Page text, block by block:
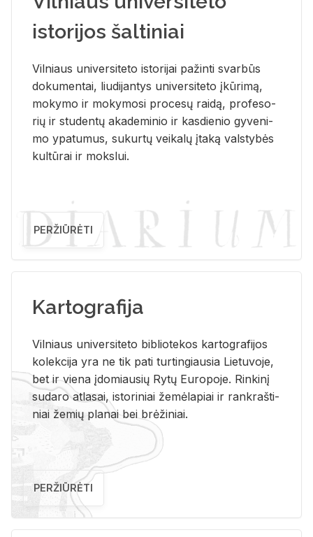
istorijos šaltiniai
Vil­niaus uni­ver­si­te­to is­to­ri­jai pa­žin­ti svar­būs
do­ku­men­tai, liu­di­jan­tys uni­ver­si­te­to įkū­ri­mą,
mo­ky­mo ir mo­ky­mo­si pro­ce­sų rai­dą, pro­fe­so­
rių ir stu­den­tų aka­de­mi­nio ir kas­die­nio gy­ve­ni­
mo ypa­tu­mus, su­kur­tų vei­ka­lų įta­ką vals­ty­bės
kul­tū­rai ir moks­lui.
PERŽIŪRĖTI
Kartografija
Vil­niaus uni­ver­si­te­to bi­b­lio­te­kos kar­to­gra­fi­jos
ko­lek­ci­ja yra ne tik pati tur­tin­giau­sia Lie­tu­vo­je,
bet ir vie­na įdo­miau­sių Rytų Eu­ro­po­je. Rin­ki­nį
su­da­ro at­la­sai, is­to­ri­niai že­mė­la­piai ir rank­raš­ti­
niai že­mių pla­nai bei brė­ži­niai.
PERŽIŪRĖTI